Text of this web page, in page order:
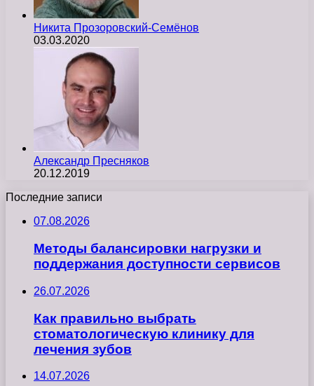
Никита Прозоровский-Семёнов
03.03.2020
Александр Пресняков
20.12.2019
Последние записи
07.08.2026
Методы балансировки нагрузки и
поддержания доступности сервисов
26.07.2026
Как правильно выбрать
стоматологическую клинику для
лечения зубов
14.07.2026